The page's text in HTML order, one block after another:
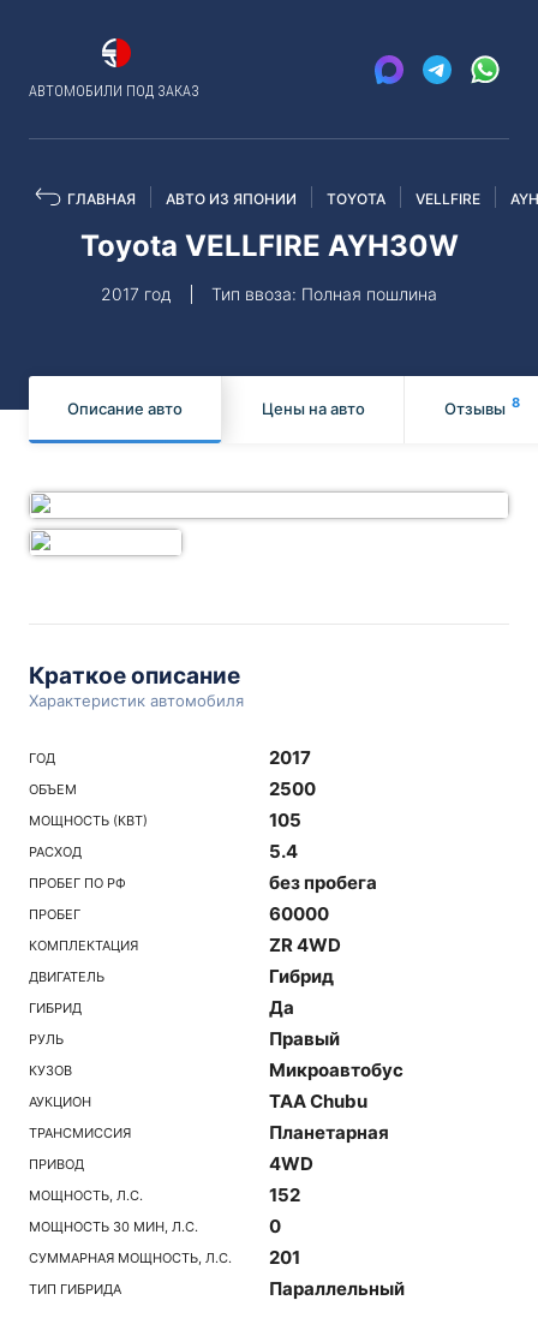
АВТОМОБИЛИ ПОД ЗАКАЗ
ГЛАВНАЯ АВТО ИЗ ЯПОНИИ TOYOTA VELLFIRE
Toyota VELLFIRE AYH30W
2017 год Тип ввоза: Полная пошлина
Описание авто Цены на авто Отзывы 8
Краткое описание
Характеристик автомобиля
ГОД 2017
ОБЪЕМ 2500
МОЩНОСТЬ (КВТ) 105
РАСХОД 5.4
ПРОБЕГ ПО РФ без пробега
ПРОБЕГ 60000
КОМПЛЕКТАЦИЯ ZR 4WD
ДВИГАТЕЛЬ Гибрид
ГИБРИД Да
РУЛЬ Правый
КУЗОВ Микроавтобус
АУКЦИОН TAA Chubu
ТРАНСМИССИЯ Планетарная
ПРИВОД 4WD
МОЩНОСТЬ, Л.С. 152
МОЩНОСТЬ 30 МИН, Л.С. 0
СУММАРНАЯ МОЩНОСТЬ, Л.С. 201
ТИП ГИБРИДА Параллельный